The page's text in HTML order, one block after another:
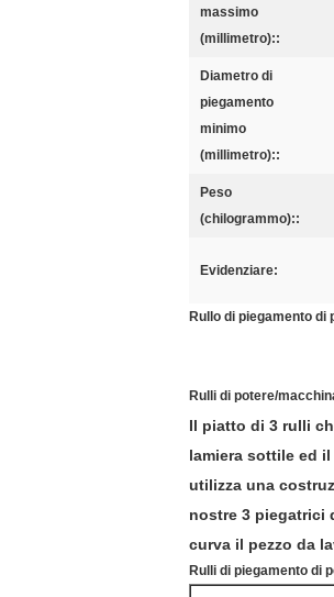
massimo
(millimetro)::
Diametro di
piegamento
minimo
(millimetro)::
Peso
(chilogrammo)::
Evidenziare:
Rullo di piegamento di
Rulli di potere/
Il piatto di 3 rulli
lamiera sottile ed
utilizza una
nostre 3 piegatrici
curva il pezzo da
Rulli di piegamento di